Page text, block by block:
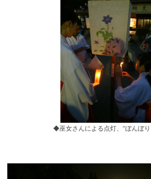
◆巫女さんによる点灯、”ぼんぼり